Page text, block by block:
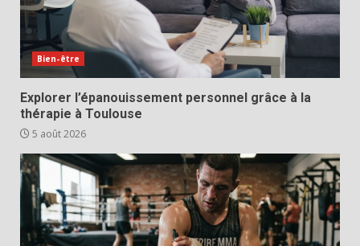
Bien-être
Explorer l’épanouissement personnel grâce à la
thérapie à Toulouse
5 août 2026